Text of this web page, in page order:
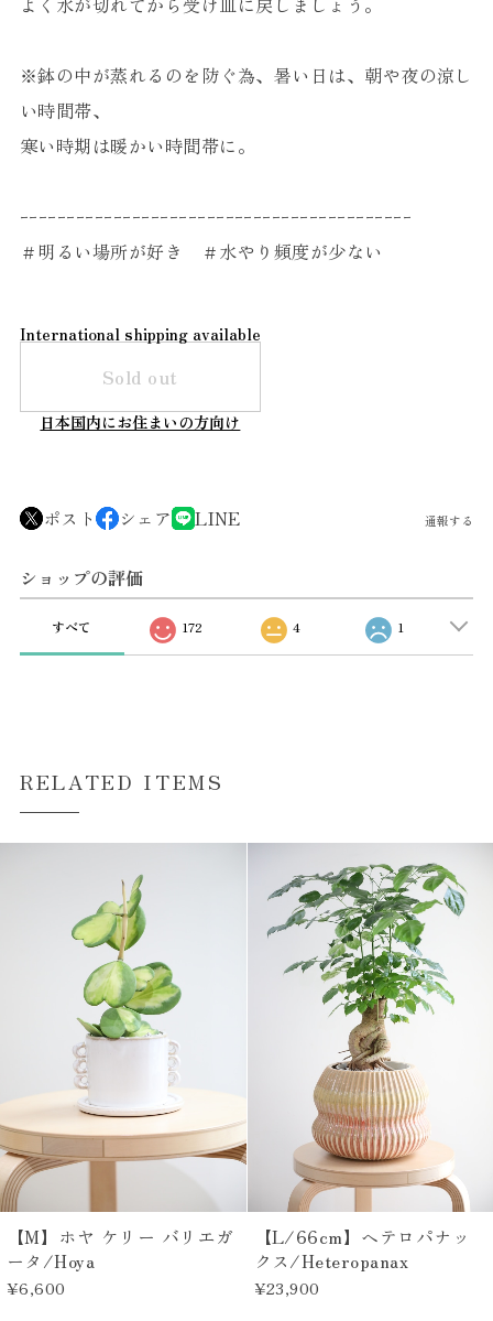
※鉢の中が蒸れるのを防ぐ為、暑い日は、朝や夜の涼し
い時間帯、
寒い時期は暖かい時間帯に。
ｰｰｰｰｰｰｰｰｰｰｰｰｰｰｰｰｰｰｰｰｰｰｰｰｰｰｰｰｰｰｰｰｰｰｰｰｰｰｰｰｰｰ
＃明るい場所が好き ＃水やり頻度が少ない
International shipping available
Sold out
日本国内にお住まいの方向け
ポスト シェア LINE 通報する
ショップの評価
すべて 172 4 1
RELATED ITEMS
【M】ホヤ ケリー バリエガ
ータ/Hoya
¥6,600
【L/66cm】ヘテロパナッ
クス/Heteropanax
¥23,900